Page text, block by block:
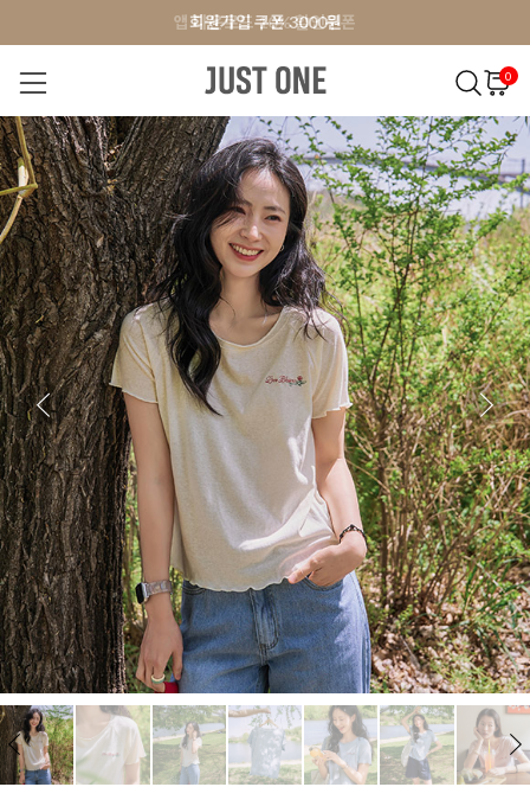
앱 다운로드 10% 할인쿠폰
회원가입 쿠폰 3000원
앱 다운로드 10% 할인쿠폰
회원가입 쿠폰 3000원
0
NEW 7% BEST 오늘출발 MADE . J 상의 팬츠 아